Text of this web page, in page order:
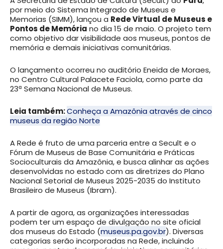
por meio do Sistema Integrado de Museus e
Memorias (SIMM), lançou a Rede Virtual de Museus e
Pontos de Memória no dia 15 de maio. O projeto tem
como objetivo dar visibilidade aos museus, pontos de
memória e demais iniciativas comunitárias.
O lançamento ocorreu no auditório Eneida de Moraes,
no Centro Cultural Palacete Faciola, como parte da
23ª Semana Nacional de Museus.
Leia também:Conheça a Amazônia através de cinco
museus da região Norte
A Rede é fruto de uma parceria entre a Secult e o
Fórum de Museus de Base Comunitária e Práticas
Socioculturais da Amazônia, e busca alinhar as ações
desenvolvidas no estado com as diretrizes do Plano
Nacional Setorial de Museus 2025-2035 do Instituto
Brasileiro de Museus (Ibram).
A partir de agora, as organizações interessadas
podem ter um espaço de divulgação no site oficial
dos museus do Estado (museus.pa.gov.br). Diversas
categorias serão incorporadas na Rede, incluindo